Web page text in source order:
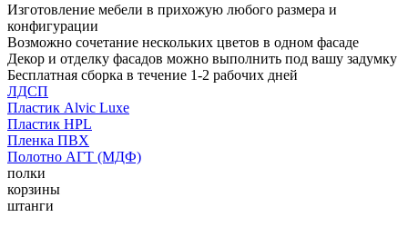
Изготовление мебели в прихожую любого размера и
конфигурации
Возможно сочетание нескольких цветов в одном фасаде
Декор и отделку фасадов можно выполнить под вашу задумку
Бесплатная сборка в течение 1-2 рабочих дней
ЛДСП
Пластик Alvic Luxe
Пластик HPL
Пленка ПВХ
Полотно АГТ (МДФ)
полки
корзины
штанги